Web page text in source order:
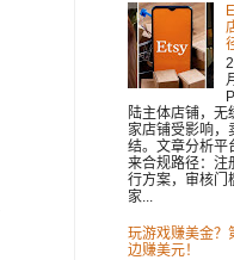
陆主体店铺，无
家店铺受影响，
结。文章分析平
来合规路径：注
行方案，审核门
家...
玩游戏赚美金？
边赚美元！